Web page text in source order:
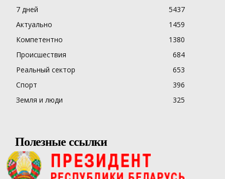
7 дней
5437
Актуально
1459
Компетентно
1380
Происшествия
684
Реальный сектор
653
Спорт
396
Земля и люди
325
Полезные ссылки